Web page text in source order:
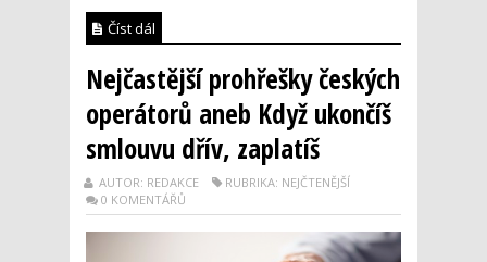
Číst dál
Nejčastější prohřešky českých
operátorů aneb Když ukončíš
smlouvu dřív, zaplatíš
AUTOR: REDAKCE
RUBRIKA: NEJČTENĚJŠÍ
0 KOMENTÁŘŮ